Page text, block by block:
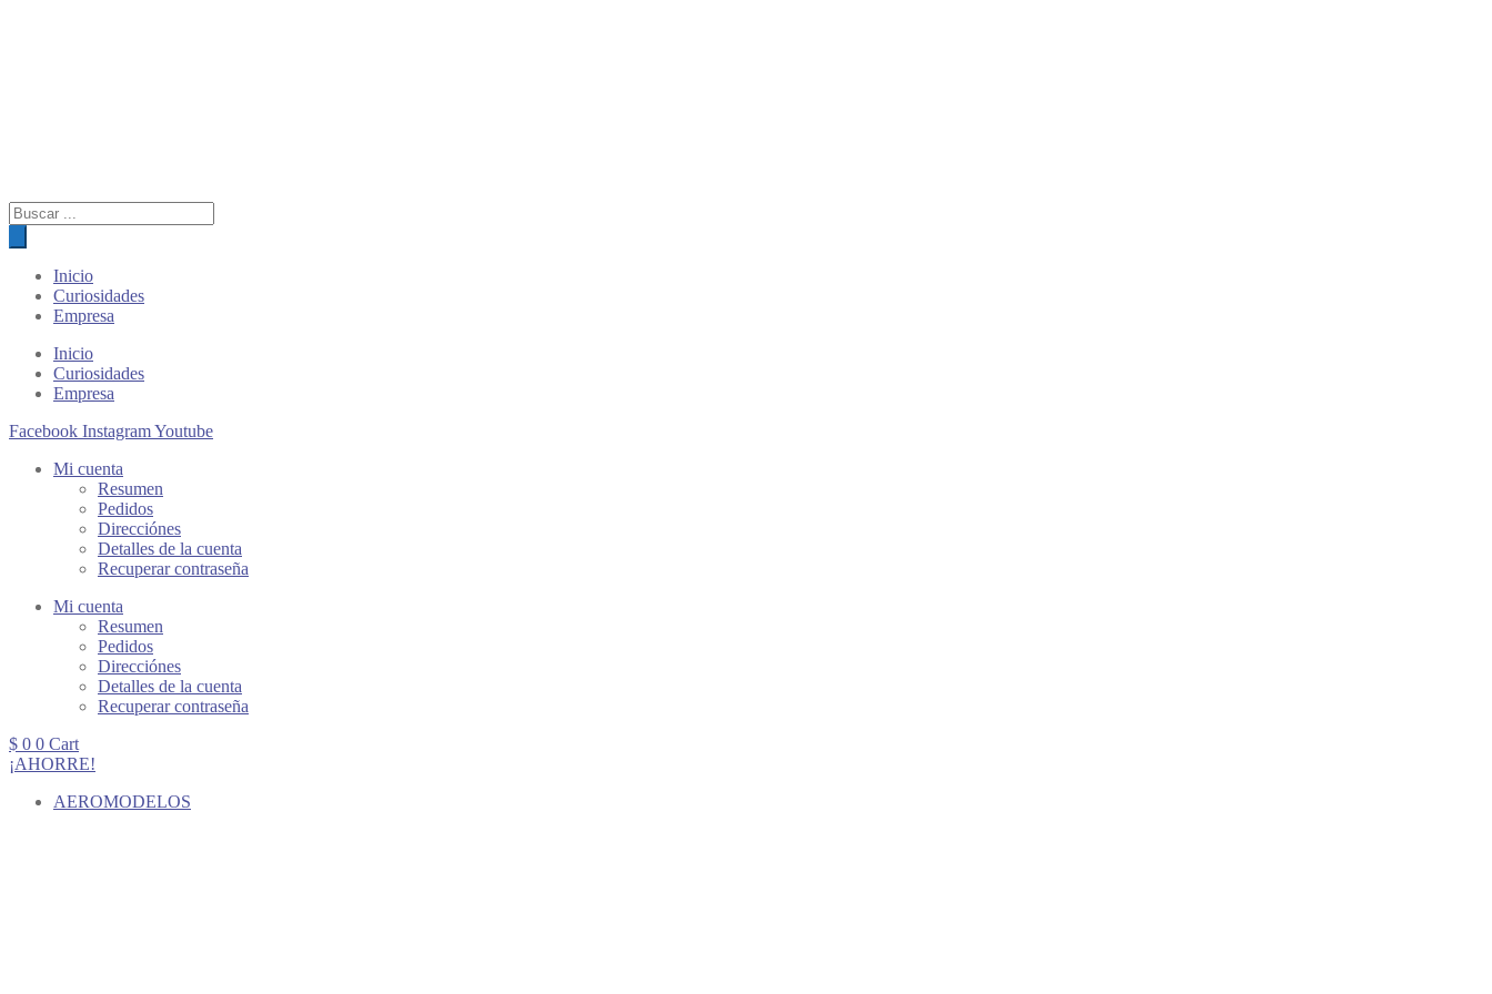
Búsqueda
de
productos
Inicio
Curiosidades
Empresa
Inicio
Curiosidades
Empresa
Facebook InstagramYoutube
Mi cuenta
Resumen
Pedidos
Direcciónes
Detalles de la cuenta
Recuperar contraseña
Mi cuenta
Resumen
Pedidos
Direcciónes
Detalles de la cuenta
Recuperar contraseña
$ 0 0 Cart
¡AHORRE!
AEROMODELOS